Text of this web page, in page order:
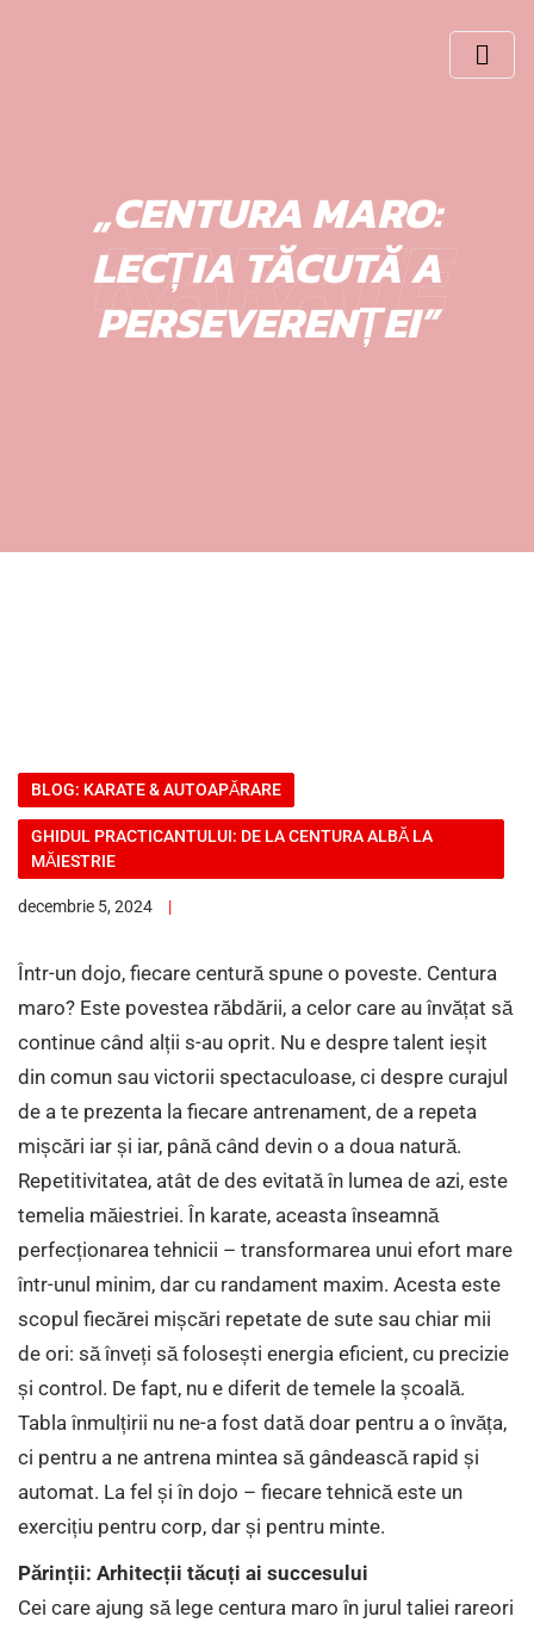
KARATE
„CENTURA MARO:
LECȚIA TĂCUTĂ A
PERSEVERENȚEI”
BLOG: KARATE & AUTOAPĂRARE
GHIDUL PRACTICANTULUI: DE LA CENTURA ALBĂ LA
MĂIESTRIE
decembrie 5, 2024
Într-un dojo, fiecare centură spune o poveste. Centura
maro? Este povestea răbdării, a celor care au învățat să
continue când alții s-au oprit. Nu e despre talent ieșit
din comun sau victorii spectaculoase, ci despre curajul
de a te prezenta la fiecare antrenament, de a repeta
mișcări iar și iar, până când devin o a doua natură.
Repetitivitatea, atât de des evitată în lumea de azi, este
temelia măiestriei. În karate, aceasta înseamnă
perfecționarea tehnicii – transformarea unui efort mare
într-unul minim, dar cu randament maxim. Acesta este
scopul fiecărei mișcări repetate de sute sau chiar mii
de ori: să înveți să folosești energia eficient, cu precizie
și control. De fapt, nu e diferit de temele la școală.
Tabla înmulțirii nu ne-a fost dată doar pentru a o învăța,
ci pentru a ne antrena mintea să gândească rapid și
automat. La fel și în dojo – fiecare tehnică este un
exercițiu pentru corp, dar și pentru minte.
Părinții: Arhitecții tăcuți ai succesului
Cei care ajung să lege centura maro în jurul taliei rareori